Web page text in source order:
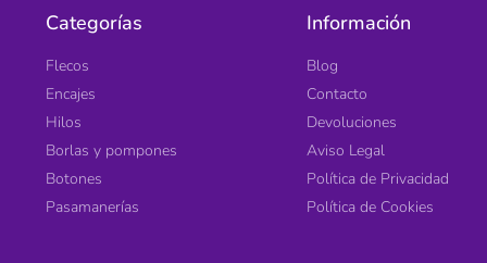
Categorías
Flecos
Encajes
Hilos
Borlas y pompones
Botones
Pasamanerías
Información
Blog
Contacto
Devoluciones
Aviso Legal
Política de Privacidad
Política de Cookies